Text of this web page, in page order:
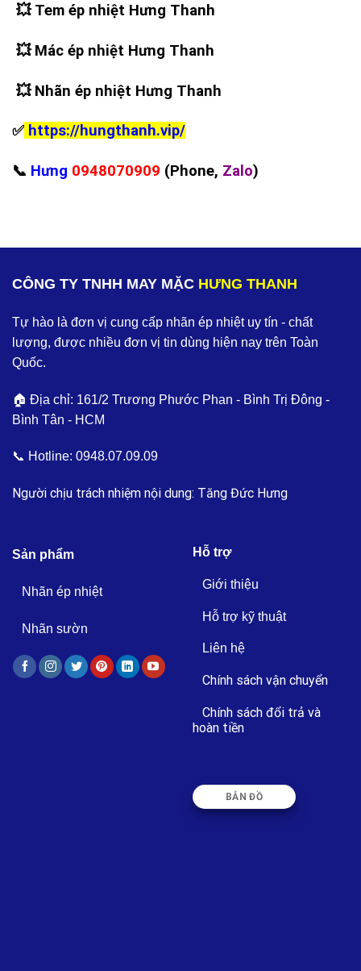
💥Tem ép nhiệt Hưng Thanh
💥Mác ép nhiệt Hưng Thanh
💥Nhãn ép nhiệt Hưng Thanh
✅ https://hungthanh.vip/
📞 Hưng 0948070909 (Phone, Zalo)
CÔNG TY TNHH MAY MẶC HƯNG THANH
Tự hào là đơn vị cung cấp nhãn ép nhiệt uy tín - chất
lượng, được nhiều đơn vị tin dùng hiện nay trên Toàn
Quốc.
🏠 Địa chỉ: 161/2 Trương Phước Phan - Bình Trị Đông -
Bình Tân - HCM
📞 Hotline: 0948.07.09.09
Người chịu trách nhiệm nội dung: Tăng Đức Hưng
Sản phẩm
Nhãn ép nhiệt
Nhãn sườn
Hỗ trợ
Giới thiệu
Hỗ trợ kỹ thuật
Liên hệ
Chính sách vận chuyển
Chính sách đổi trả và
hoàn tiền
BẢN ĐỒ